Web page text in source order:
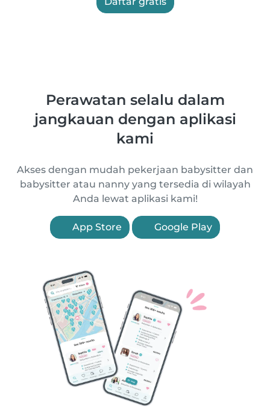
Perawatan selalu dalam
jangkauan dengan aplikasi
kami
Akses dengan mudah pekerjaan babysitter dan
babysitter atau nanny yang tersedia di wilayah
Anda lewat aplikasi kami!
App Store Google Play